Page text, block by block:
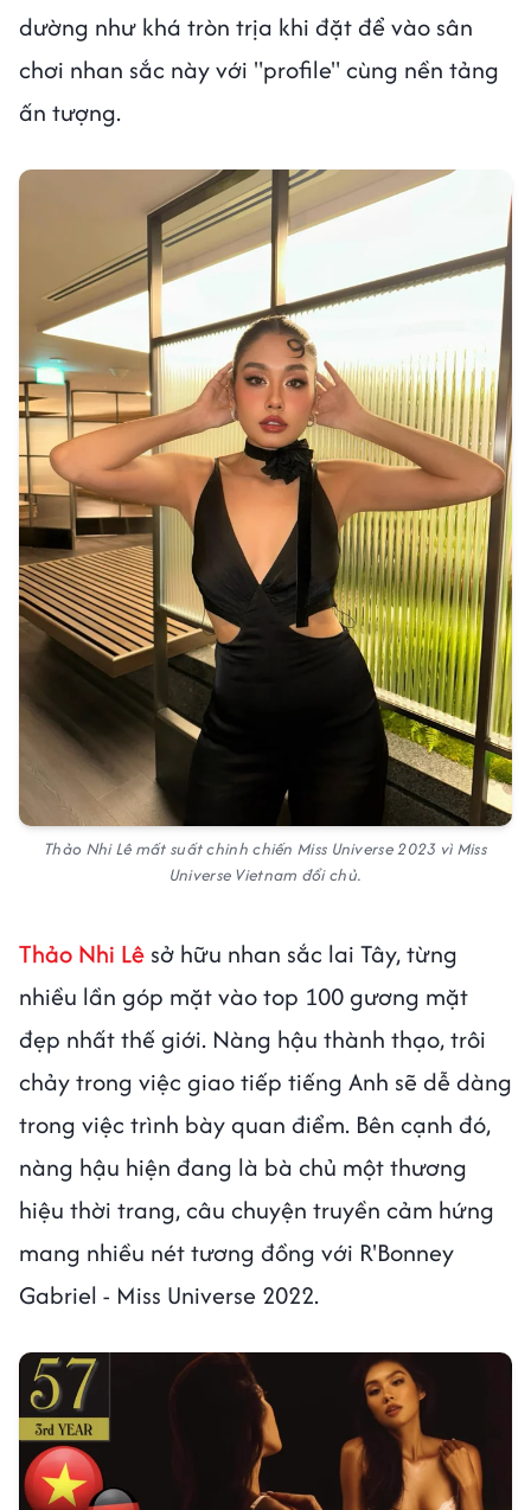
dường như khá tròn trịa khi đặt để vào sân
chơi nhan sắc này với "profile" cùng nền tảng
ấn tượng.
Thảo Nhi Lê mất suất chinh chiến Miss Universe 2023 vì Miss
Universe Vietnam đổi chủ.
Thảo Nhi Lê sở hữu nhan sắc lai Tây, từng
nhiều lần góp mặt vào top 100 gương mặt
đẹp nhất thế giới. Nàng hậu thành thạo, trôi
chảy trong việc giao tiếp tiếng Anh sẽ dễ dàng
trong việc trình bày quan điểm. Bên cạnh đó,
nàng hậu hiện đang là bà chủ một thương
hiệu thời trang, câu chuyện truyền cảm hứng
mang nhiều nét tương đồng với R'Bonney
Gabriel - Miss Universe 2022.